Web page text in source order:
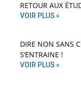
RETOUR AUX
VOIR PLUS »
DIRE NON SANS
S’ENTRAINE !
VOIR PLUS »